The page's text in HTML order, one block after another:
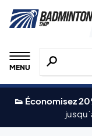
MENU
👟 Économisez